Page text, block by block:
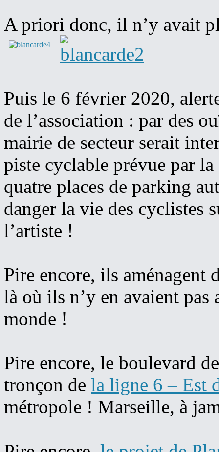
A priori donc, il n’y avait
Puis le 6 février 2020,
de l’association : par des
mairie de secteur serait
piste cyclable prévue par
quatre places de parking
danger la vie des cyclistes
l’artiste !
Pire encore, ils aménagent
là où ils n’y en avaient
monde !
Pire encore, le boulevard
tronçon de la ligne 6 – Est
métropole ! Marseille, à